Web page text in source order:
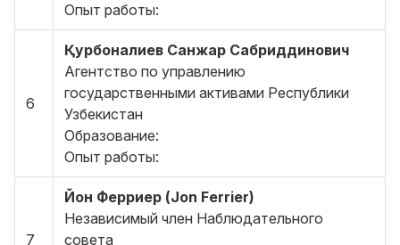
Опыт работы:
6
Қурбоналиев Санжар Сабриддинович
Агентство по управлению
государственными активами Республики
Узбекистан
Образование:
Опыт работы:
7
Йон Ферриер (Jon Ferrier)
Независимый член Наблюдательного
совета